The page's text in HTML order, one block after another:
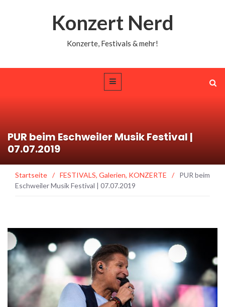
Konzert Nerd
Konzerte, Festivals & mehr!
PUR beim Eschweiler Musik Festival |
07.07.2019
Startseite / FESTIVALS, Galerien, KONZERTE /
PUR beim
Eschweiler Musik Festival | 07.07.2019